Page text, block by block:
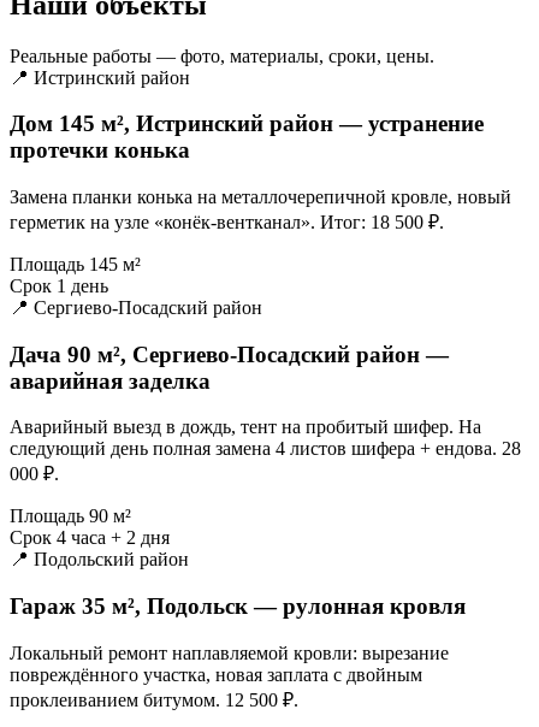
Реальные работы — фото, материалы, сроки, цены.
📍 Истринский район
Дом 145 м², Истринский район — устранение
протечки конька
Замена планки конька на металлочерепичной кровле, новый
герметик на узле «конёк-вентканал». Итог: 18 500 ₽.
Площадь 145 м²
Срок 1 день
📍 Сергиево-Посадский район
Дача 90 м², Сергиево-Посадский район —
аварийная заделка
Аварийный выезд в дождь, тент на пробитый шифер. На
следующий день полная замена 4 листов шифера + ендова. 28
000 ₽.
Площадь 90 м²
Срок 4 часа + 2 дня
📍 Подольский район
Гараж 35 м², Подольск — рулонная кровля
Локальный ремонт наплавляемой кровли: вырезание
повреждённого участка, новая заплата с двойным
проклеиванием битумом. 12 500 ₽.